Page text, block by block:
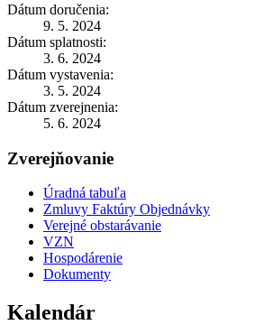
Dátum doručenia:
9. 5. 2024
Dátum splatnosti:
3. 6. 2024
Dátum vystavenia:
3. 5. 2024
Dátum zverejnenia:
5. 6. 2024
Zverejňovanie
Úradná tabuľa
Zmluvy Faktúry Objednávky
Verejné obstarávanie
VZN
Hospodárenie
Dokumenty
Kalendár